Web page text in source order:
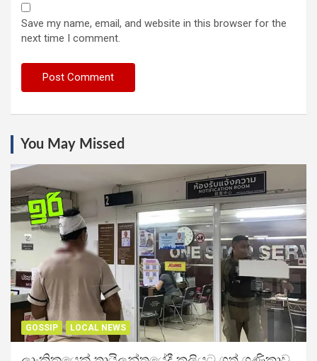
Save my name, email, and website in this browser for the
next time I comment.
You May Missed
GOSSIP LOCAL NEWS